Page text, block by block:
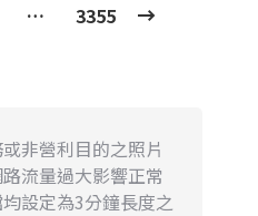
… 3355
非營利目的之照片
流量過大影響正常
設定為3分鐘長度之